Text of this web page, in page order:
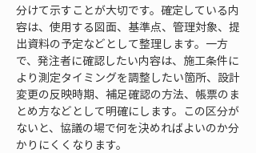
分けて示すことが大切です。確定している内
容は、使用する図面、基準点、管理対象、提
出資料の予定などとして整理します。一方
で、発注者に確認したい内容は、施工条件に
より測定タイミングを調整したい箇所、設計
変更の反映時期、補足確認の方法、帳票のま
とめ方などとして明確にします。この区分が
ないと、協議の場で何を決めればよいのか分
かりにくくなります。